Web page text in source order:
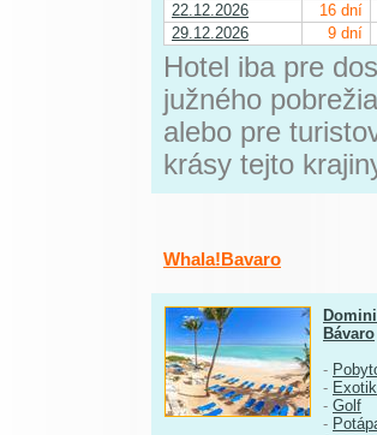
22.12.2026
16 dní
29.12.2026
9 dní
Hotel iba pre
južného
alebo pre
krásy tejto
Whala!Bavaro
Bávaro
-
-
- Golf
-